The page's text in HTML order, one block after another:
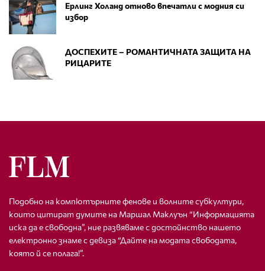
Ерлинг Холанд отново впечатли с модния си
избор
ДОСПЕХИТЕ – РОМАНТИЧНАТА ЗАЩИТА НА
РИЦАРИТЕ
Подобно на компютърните фенове и волните субкултури,
които цитират думите на Маршал Маклуън “Информацията
иска да е свободна”, ние развяваме с достойнство нашето
електронно знаме с девиза “Дайте на модата свободата,
която й се полага!”.